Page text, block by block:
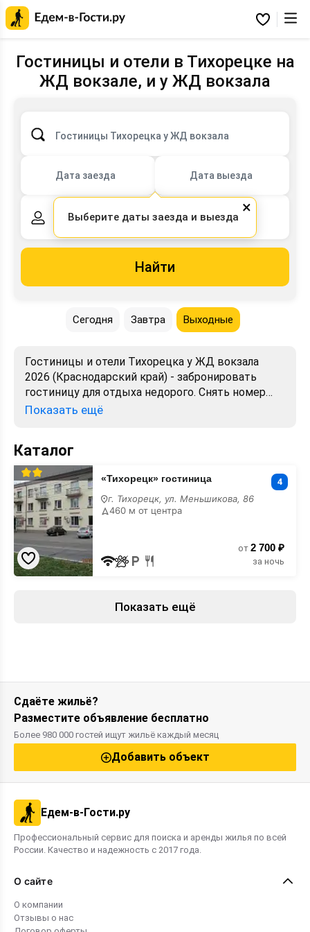
Избранное
Гостиницы и отели в Тихорецке на
ЖД вокзале, и у ЖД вокзала
Гостиницы Тихорецка у ЖД вокзала
Дата заезда Дата выезда
2 взрослых,0 детей
Найти
Сегодня Завтра Выходные
Гостиницы и отели Тихорецка у ЖД вокзала
2026 (Краснодарский край) - забронировать
гостиницу для отдыха недорого. Снять номер
посуточно - отели в Тихорецке. Лучшие цены,
выбор.
Показать ещё
Каталог
«Тихорецк»
гостиница
у
ЖД
вокзала
«Тихорецк» гостиница 4
г. Тихорецк, ул. Меньшикова, 86
460 м от центра
от 2 700 ₽
за ночь
Показать ещё
Сдаёте жильё?
Разместите объявление бесплатно
Более 980 000 гостей ищут жильё каждый месяц
Добавить объект
Едем-в-Гости.ру
Профессиональный сервис для поиска и аренды жилья по всей
России. Качество и надежность с 2017 года.
О сайте
О компании
Отзывы о нас
×
Выберите даты заезда и выезда